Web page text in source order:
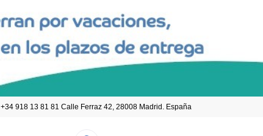
+34 918 13 81 81 Calle Ferraz 42, 28008 Madrid. España